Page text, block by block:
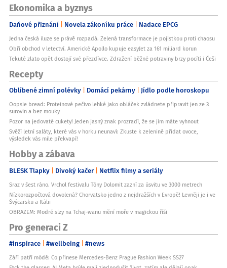
Ekonomika a byznys
Daňové přiznání Novela zákoníku práce Nadace EPCG
Jedna česká iluze se právě rozpadá. Zelená transformace je pojistkou proti chaosu
Obří obchod v letectví. Americké Apollo kupuje easyJet za 161 miliard korun
Tekuté zlato opět dostojí své přezdívce. Zdražení běžné potraviny brzy pocítí i Češi
Recepty
Oblíbené zimní polévky Domácí pekárny Jídlo podle horoskopu
Oopsie bread: Proteinové pečivo lehké jako obláček zvládnete připravit jen ze 3
surovin a bez mouky
Pozor na jedovaté cukety! Jeden jasný znak prozradí, že se jim máte vyhnout
Svěží letní saláty, které vás v horku neunaví: Zkuste k zelenině přidat ovoce,
výsledek vás mile překvapí!
Hobby a zábava
BLESK Tlapky Divoký kačer Netflix filmy a seriály
Sraz v šest ráno. Vrchol festivalu Tóny Dolomit zazní za úsvitu ve 3000 metrech
Nízkorozpočtová dovolená? Chorvatsko jedno z nejdražších v Evropě! Levněji je i ve
Švýcarsku a Itálii
OBRAZEM: Modré slzy na Tchaj-wanu mění moře v magickou říši
Pro generaci Z
#inspirace #wellbeing #news
Září patří módě: Co přinese Mercedes-Benz Prague Fashion Week SS27